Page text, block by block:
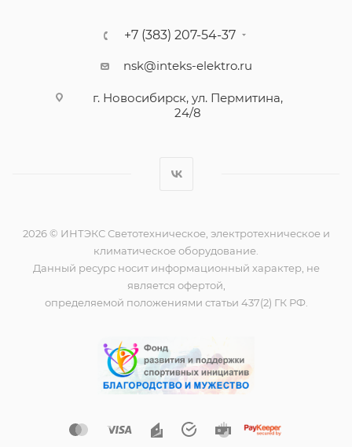
+7 (383) 207-54-37
nsk@inteks-elektro.ru
г. Новосибирск, ул. Пермитина,
24/8
2026 © ИНТЭКС Светотехническое, электротехническое и
климатическое оборудование.
Данный ресурс носит информационный характер, не
является офертой,
определяемой положениями статьи 437(2) ГК РФ.